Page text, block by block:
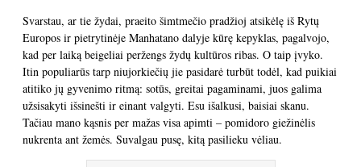
Svarstau, ar tie žydai, praeito šimtmečio pradžioj atsikėlę iš Rytų
Europos ir pietrytinėje Manhatano dalyje kūrę kepyklas, pagalvojo,
kad per laiką beigeliai peržengs žydų kultūros ribas. O taip įvyko.
Itin populiarūs tarp niujorkiečių jie pasidarė turbūt todėl, kad puikiai
atitiko jų gyvenimo ritmą: sotūs, greitai pagaminami, juos galima
užsisakyti išsinešti ir einant valgyti. Esu išalkusi, baisiai skanu.
Tačiau mano kąsnis per mažas visa apimti – pomidoro giežinėlis
nukrenta ant žemės. Suvalgau pusę, kitą pasilieku vėliau.